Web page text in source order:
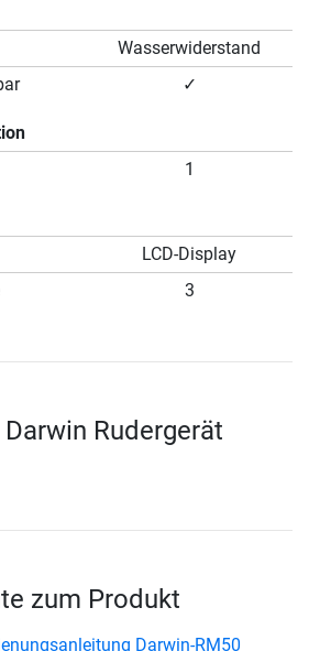
Wasserwiderstand
✓
1
LCD-Display
3
Rudergerät
zum Produkt
Darwin-RM50